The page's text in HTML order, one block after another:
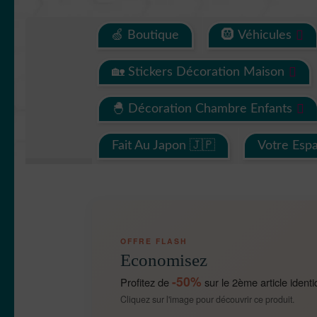
🍏 Boutique 🛞 Véhicules
🏡 Stickers Décoration Maison
🐣 Décoration Chambre Enfants
Fait Au Japon 🇯🇵 Votre
OFFRE FLASH
Economisez
Profitez de-50% sur le 2ème article
Cliquez sur l'image pour découvrir ce produit.